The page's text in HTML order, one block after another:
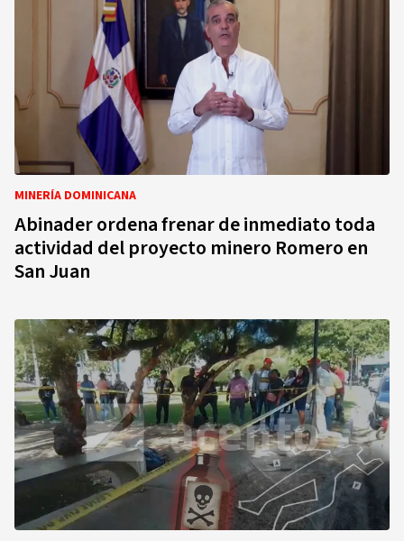
MINERÍA DOMINICANA
Abinader ordena frenar de inmediato toda
actividad del proyecto minero Romero en
San Juan